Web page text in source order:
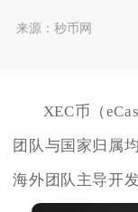
来源：秒币网
XEC币（
团队与国家归属
海外团队主导开